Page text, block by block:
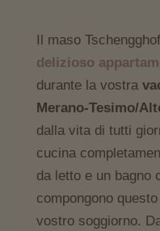
Il maso
delizioso
durante la vostra
Merano-Tesimo/
dalla vita di tutti
cucina
da letto e un bagno
compongono
vostro soggiorno.